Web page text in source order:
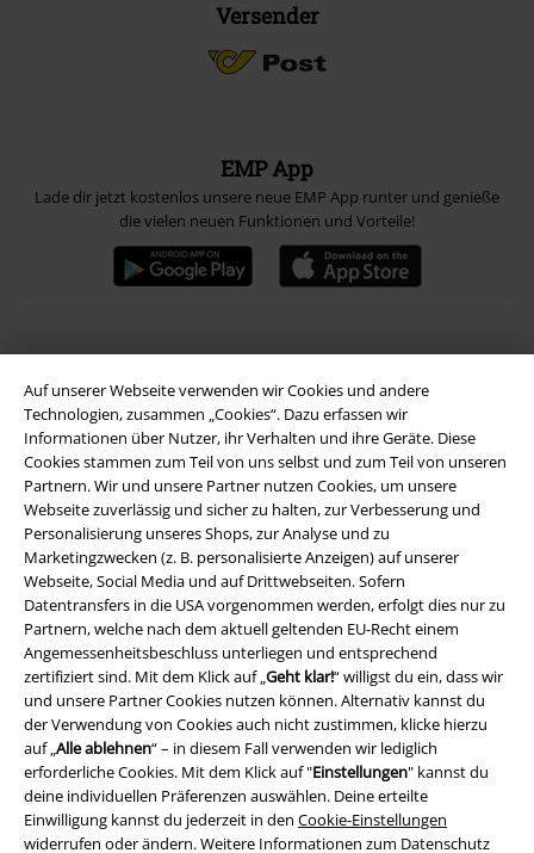
Auf unserer Webseite verwenden wir Cookies und andere
Technologien, zusammen „Cookies“. Dazu erfassen wir
Informationen über Nutzer, ihr Verhalten und ihre Geräte. Diese
Cookies stammen zum Teil von uns selbst und zum Teil von unseren
Partnern. Wir und unsere Partner nutzen Cookies, um unsere
Webseite zuverlässig und sicher zu halten, zur Verbesserung und
Personalisierung unseres Shops, zur Analyse und zu
Marketingzwecken (z. B. personalisierte Anzeigen) auf unserer
Webseite, Social Media und auf Drittwebseiten. Sofern
Datentransfers in die USA vorgenommen werden, erfolgt dies nur zu
Partnern, welche nach dem aktuell geltenden EU-Recht einem
Angemessenheitsbeschluss unterliegen und entsprechend
zertifiziert sind. Mit dem Klick auf „Geht klar!“ willigst du ein, dass wir
und unsere Partner Cookies nutzen können. Alternativ kannst du
der Verwendung von Cookies auch nicht zustimmen, klicke hierzu
auf „Alle ablehnen“ – in diesem Fall verwenden wir lediglich
erforderliche Cookies. Mit dem Klick auf "Einstellungen" kannst du
deine individuellen Präferenzen auswählen. Deine erteilte
Einwilligung kannst du jederzeit in den Cookie-Einstellungen
widerrufen oder ändern. Weitere Informationen zum Datenschutz
Versender
EMP App
Lade dir jetzt kostenlos unsere neue EMP App runter und genieße
die vielen neuen Funktionen und Vorteile!
Rechtliches
AGB
Impressum